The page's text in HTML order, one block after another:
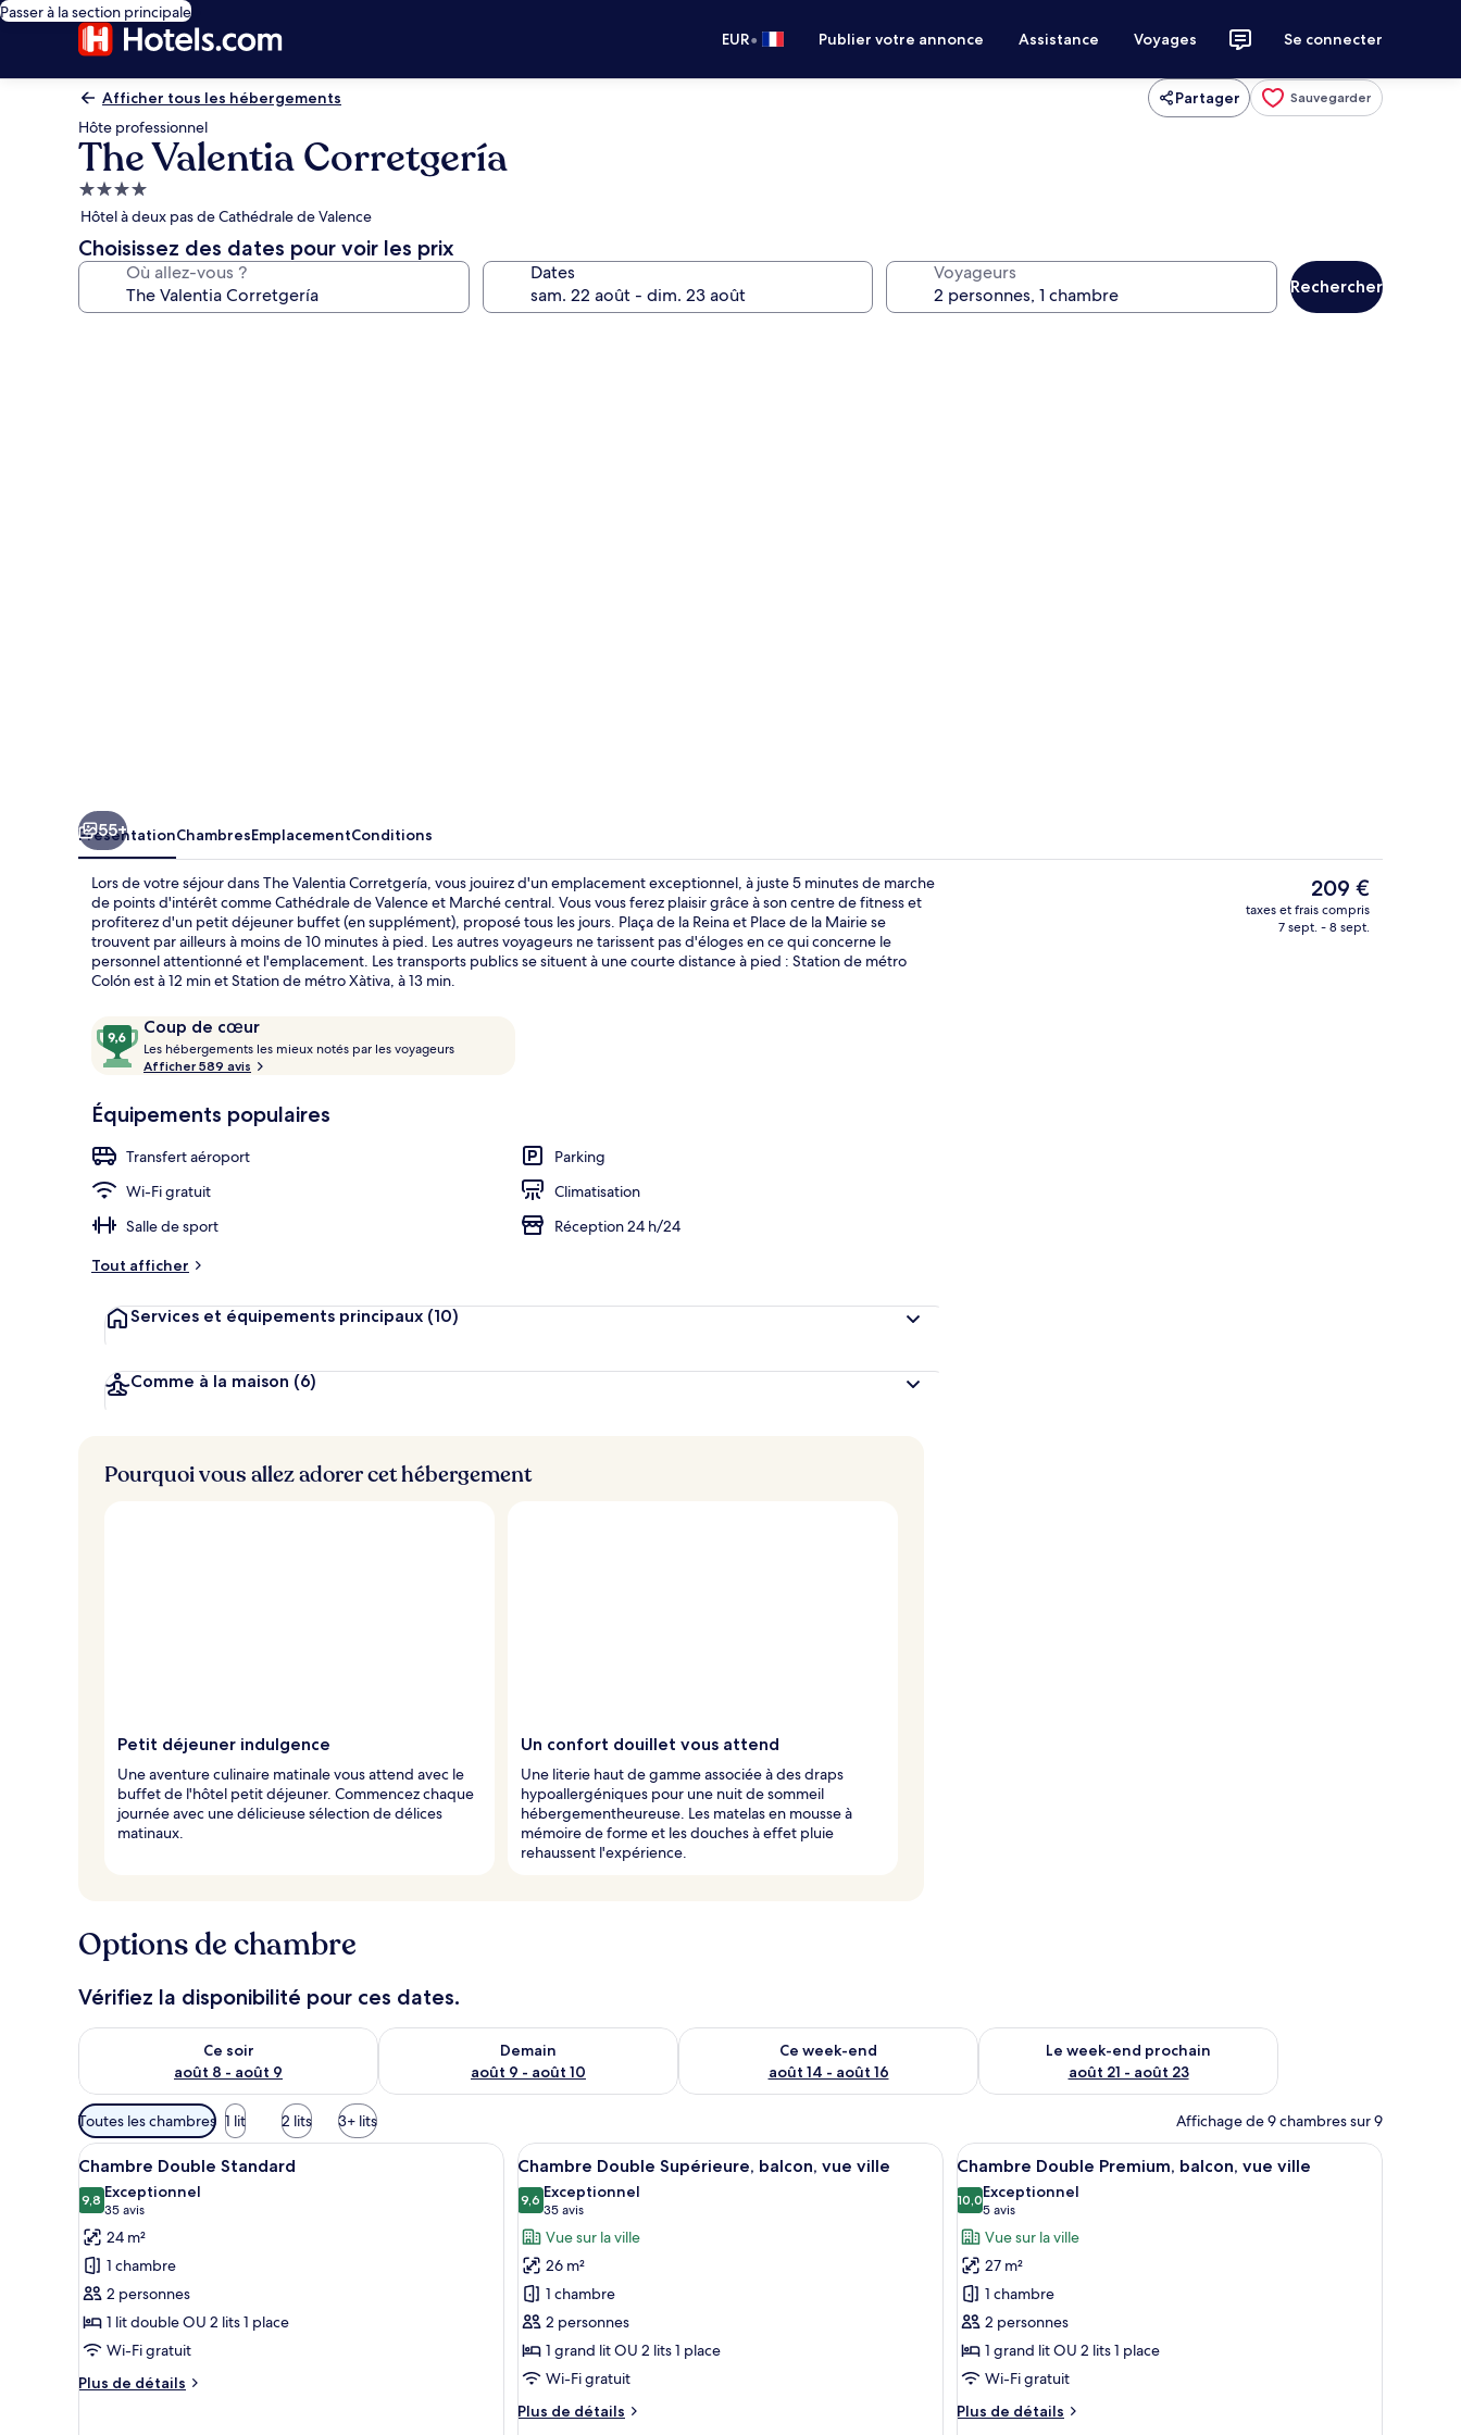
Passer à la section principale
EUR• Publier votre annonce Assistance Voyages Se connecter
Afficher tous les hébergements Partager Sauvegarder
Hôte professionnel
The Valentia Corretgería
Hébergement
4.0 étoiles
Hôtel à deux pas de Cathédrale de Valence
Choisissez des dates pour voir les prix
Où allez-vous ? Dates Voyageurs
Rechercher
Façade de l’hébergement
55+
PrésentationChambresEmplacementConditions
Lors de votre séjour dans The Valentia Corretgería, vous jouirez d'un emplacement exceptionnel, à juste 5 minutes de marche
de points d'intérêt comme Cathédrale de Valence et Marché central. Vous vous ferez plaisir grâce à son centre de fitness et
profiterez d'un petit déjeuner buffet (en supplément), proposé tous les jours. Plaça de la Reina et Place de la Mairie se
trouvent par ailleurs à moins de 10 minutes à pied. Les autres voyageurs ne tarissent pas d'éloges en ce qui concerne le
personnel attentionné et l'emplacement. Les transports publics se situent à une courte distance à pied : Station de métro
Colón est à 12 min et Station de métro Xàtiva, à 13 min.
Avis
voyageurs
Coup de cœur
9,6
sur
10,
de
Les hébergements les mieux notés par les voyageurs
n
i
l
e
s
Afficher 589 avis
Équipements populaires
Transfert aéroport
Parking
Wi-Fi gratuit
Climatisation
Salle de sport
Réception 24 h/24
Tout afficher
Services et équipements principaux (10)
Comme à la maison (6)
Le
prix
actuel
209 €
taxes et frais compris
7 sept. - 8 sept.
Pourquoi vous allez adorer cet hébergement
Petit déjeuner indulgence
Une aventure culinaire matinale vous attend avec le
buffet de l'hôtel petit déjeuner. Commencez chaque
journée avec une délicieuse sélection de délices
matinaux.
Un confort douillet vous attend
Une literie haut de gamme associée à des draps
hypoallergéniques pour une nuit de sommeil
hébergementheureuse. Les matelas en mousse à
mémoire de forme et les douches à effet pluie
rehaussent l'expérience.
Options de chambre
Vérifiez la disponibilité pour ces dates.
Ce soir
août 8 - août 9
Vérifier la disponibilité pour ce soir août 8 - août 9
Demain
août 9 - août 10
Vérifier la disponibilité pour demain août 9 - août 10
Ce week-end
août 14 - août 16
Vérifier la disponibilité pour ce week-end août 14 - août 16
Le week-end prochain
août 21 - août 23
Vérifier la disponibilité pour le week-end prochain août 21 -
Filtres
disponibles
pour
les
chambres
Toutes les chambres 1 lit 2 lits 3+ lits Affichage de 9 chambres sur 9
Afficher
toutes
les
photos
pour
ce
type
de
chambre :
Chambre
Une chambre à coucher moderne avec un grand lit, des tables de chevet, une lampe de chevet et un miroir au mur.
8
Chambre Double Standard
9,89,8 sur 10
Exceptionnel
35 avis
(35 avis)
24 m²
1 chambre
2 personnes
1 lit double OU 2 lits 1 place
Wi-Fi gratuit
Plus de détails
Plus
Afficher
toutes
les
photos
pour
ce
type
de
chambre :
Chambre
Double
Une chambre moderne avec un grand lit, un téléviseur fixé au mur et un balcon offrant une vue sur la ville.
7
Chambre Double Supérieure, balcon, vue ville
9,69,6 sur 10
Exceptionnel
35 avis
(35 avis)
Vue sur la ville
26 m²
1 chambre
2 personnes
1 grand lit OU 2 lits 1 place
Wi-Fi gratuit
Plus de détails
Plus
Afficher
toutes
les
photos
pour
ce
type
de
chambre :
Chambre
Double
Une chambre d’hôtel avec un grand lit, un
7
Chambre Double Premium, balcon, vue ville
10,010,0 sur 10
Exceptionnel
5 avis
(5 avis)
Vue sur la ville
27 m²
1 chambre
2 personnes
1 grand lit OU 2 lits 1 place
Wi-Fi gratuit
Plus de détails
Plus